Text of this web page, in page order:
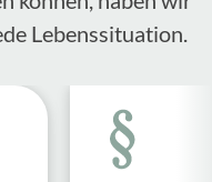
Lebenssituation.